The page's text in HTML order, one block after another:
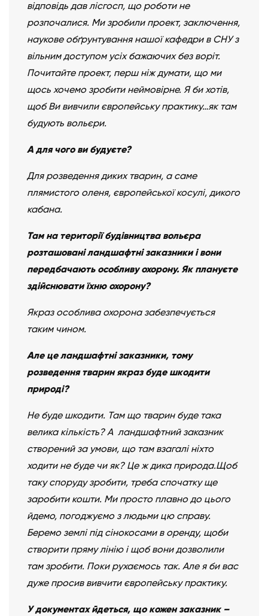
відповідь дав лісгосп, що роботи не
розпочалися. Ми зробили проект, заключення,
наукове обґрунтування нашої кафедри в СНУ з
вільним доступом усіх бажаючих без воріт.
Почитайте проект, перш ніж думати, що ми
щось хочемо зробити неймовірне. Я би хотів,
щоб Ви вивчили європейську практику…як там
будують вольєри.
А для чого ви будуєте?
Для розведення диких тварин, а саме
плямистого оленя, європейської косулі, дикого
кабана.
Там на території будівництва вольєра
розташовані ландшафтні заказники і вони
передбачають особливу охорону. Як плануєте
здійснювати їхню охорону?
Якраз особлива охорона забезпечується
таким чином.
Але це ландшафтні заказники, тому
розведення тварин якраз буде шкодити
природі?
Не буде шкодити. Там що тварин буде така
велика кількість? А ландшафтний заказник
створений за умови, що там взагалі ніхто
ходити не буде чи як? Це ж дика природа.Щоб
таку споруду зробити, треба спочатку ще
заробити кошти. Ми просто плавно до цього
йдемо, погоджуємо з людьми цю справу.
Беремо землі під сінокосами в оренду, щоби
створити пряму лінію і щоб вони дозволили
там зробити. Поки рухаємось так. Але я би вас
дуже просив вивчити європейську практику.
У документах йдеться, що кожен заказник –